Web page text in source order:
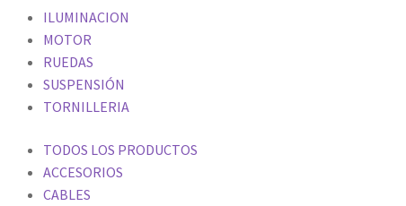
ILUMINACION
MOTOR
RUEDAS
SUSPENSIÓN
TORNILLERIA
TODOS LOS PRODUCTOS
ACCESORIOS
CABLES